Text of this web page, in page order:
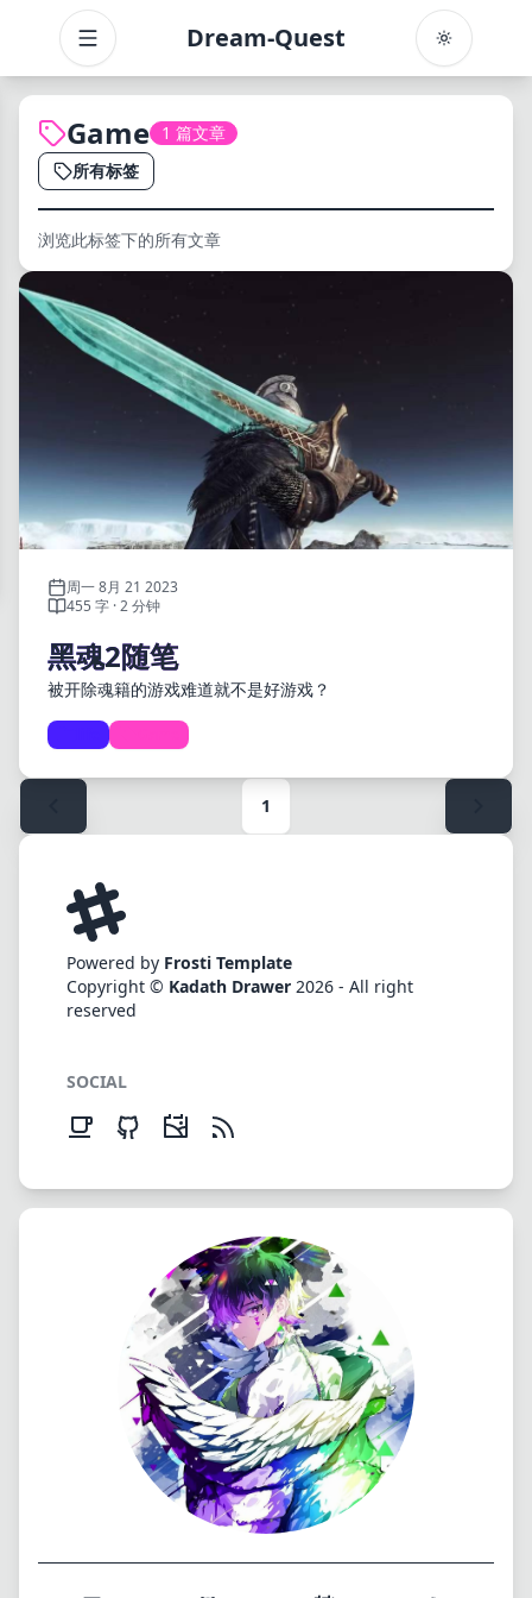
Toggle menu Dream-Quest
Game 1 篇文章
所有标签
浏览此标签下的所有文章
周一 8月 21 2023
455 字 · 2 分钟
黑魂2随笔
被开除魂籍的游戏难道就不是好游戏？
1
Powered by Frosti Template
Copyright © Kadath Drawer 2026 - All right
reserved
SOCIAL